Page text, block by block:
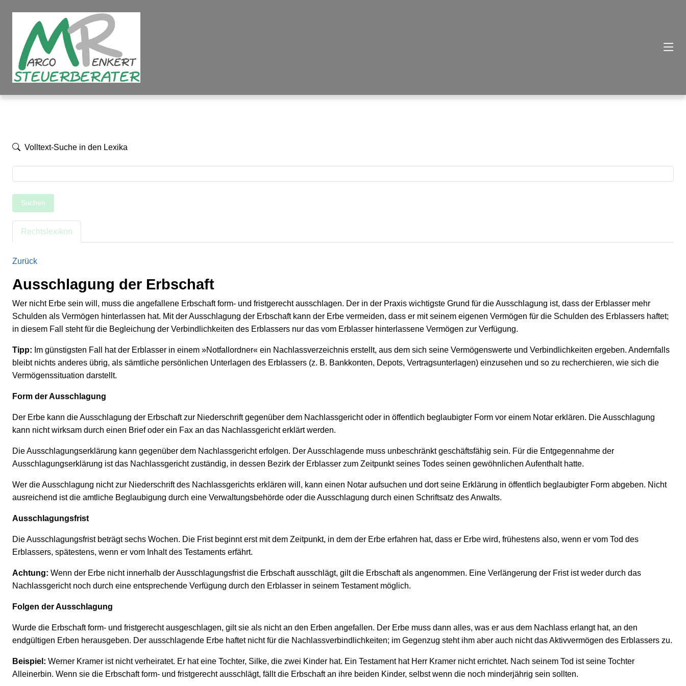
Volltext-Suche in den Lexika
Suchen
Rechtslexikon
Zurück
Ausschlagung der Erbschaft
Wer nicht Erbe sein will, muss die angefallene Erbschaft form- und fristgerecht ausschlagen. Der in der Praxis wichtigste Grund für die Ausschlagung ist, dass der Erblasser mehr
Schulden als Vermögen hinterlassen hat. Mit der Ausschlagung der Erbschaft kann der Erbe vermeiden, dass er mit seinem eigenen Vermögen für die Schulden des Erblassers haftet;
in diesem Fall steht für die Begleichung der Verbindlichkeiten des Erblassers nur das vom Erblasser hinterlassene Vermögen zur Verfügung.
Tipp: Im günstigsten Fall hat der Erblasser in einem »Notfallordner« ein Nachlassverzeichnis erstellt, aus dem sich seine Vermögenswerte und Verbindlichkeiten ergeben. Andernfalls
bleibt nichts anderes übrig, als sämtliche persönlichen Unterlagen des Erblassers (z. B. Bankkonten, Depots, Vertragsunterlagen) einzusehen und so zu recherchieren, wie sich die
Vermögenssituation darstellt.
Form der Ausschlagung
Der Erbe kann die Ausschlagung der Erbschaft zur Niederschrift gegenüber dem Nachlassgericht oder in öffentlich beglaubigter Form vor einem Notar erklären. Die Ausschlagung
kann nicht wirksam durch einen Brief oder ein Fax an das Nachlassgericht erklärt werden.
Die Ausschlagungserklärung kann gegenüber dem Nachlassgericht erfolgen. Der Ausschlagende muss unbeschränkt geschäftsfähig sein. Für die Entgegennahme der
Ausschlagungserklärung ist das Nachlassgericht zuständig, in dessen Bezirk der Erblasser zum Zeitpunkt seines Todes seinen gewöhnlichen Aufenthalt hatte.
Wer die Ausschlagung nicht zur Niederschrift des Nachlassgerichts erklären will, kann einen Notar aufsuchen und dort seine Erklärung in öffentlich beglaubigter Form abgeben. Nicht
ausreichend ist die amtliche Beglaubigung durch eine Verwaltungsbehörde oder die Ausschlagung durch einen Schriftsatz des Anwalts.
Ausschlagungsfrist
Die Ausschlagungsfrist beträgt sechs Wochen. Die Frist beginnt erst mit dem Zeitpunkt, in dem der Erbe erfahren hat, dass er Erbe wird, frühestens also, wenn er vom Tod des
Erblassers, spätestens, wenn er vom Inhalt des Testaments erfährt.
Achtung: Wenn der Erbe nicht innerhalb der Ausschlagungsfrist die Erbschaft ausschlägt, gilt die Erbschaft als angenommen. Eine Verlängerung der Frist ist weder durch das
Nachlassgericht noch durch eine entsprechende Verfügung durch den Erblasser in seinem Testament möglich.
Folgen der Ausschlagung
Wurde die Erbschaft form- und fristgerecht ausgeschlagen, gilt sie als nicht an den Erben angefallen. Der Erbe muss dann alles, was er aus dem Nachlass erlangt hat, an den
endgültigen Erben herausgeben. Der ausschlagende Erbe haftet nicht für die Nachlassverbindlichkeiten; im Gegen­zug steht ihm aber auch nicht das Aktivvermögen des Erblassers zu.
Beispiel: Werner Kramer ist nicht verheiratet. Er hat eine Tochter, Silke, die zwei Kinder hat. Ein Testament hat Herr Kramer nicht errichtet. Nach seinem Tod ist seine Tochter
Alleinerbin. Wenn sie die Erbschaft form- und fristgerecht ausschlägt, fällt die Erbschaft an ihre beiden Kinder, selbst wenn die noch minderjährig sein sollten.